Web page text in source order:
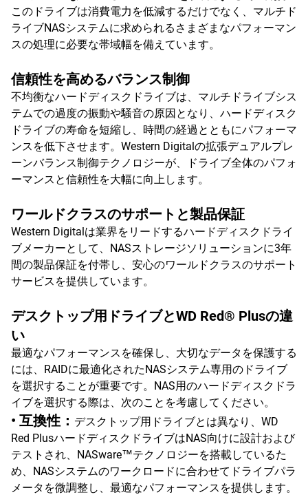
このドライブは消費電力を低減するだけでなく、マルチド
ライブNASシステムに求められるさまざまなパフォーマン
スの処理に必要な帯域幅を備えています。
信頼性を高めるバランス制御
不均衡なハードディスクドライブは、マルチドライブシス
テムでの過度の振動や騒音の原因となり、ハードディスク
ドライブの寿命を短縮し、時間の経過とともにパフォーマ
ンスを低下させます。Western Digitalの拡張デュアルプレ
ーンバランス制御テクノロジーが、ドライブ全体のパフォ
ーマンスと信頼性を大幅に向上します。
ワールドクラスのサポートと製品保証
Western Digitalは業界をリードするハードディスクドライ
ブメーカーとして、NASストレージソリューションに3年
間の製品保証を付帯し、安心のワールドクラスのサポート
サービスを提供しています。
デスクトップ用ドライブとWD Red® Plusの違
い
最適なパフォーマンスを確保し、大切なデータを保護する
には、RAIDに最適化されたNASシステム専用のドライブ
を選択することが重要です。NAS用のハードディスクドラ
イブを選択する際は、次のことを考慮してください。
• 互換性： デスクトップ用ドライブとは異なり、WD
Red PlusハードディスクドライブはNAS向けに設計および
テストされ、NASware™テクノロジーを搭載しているた
め、NASシステムのワークロードに合わせてドライブパラ
メータを微調整し、最適なパフォーマンスを提供します。